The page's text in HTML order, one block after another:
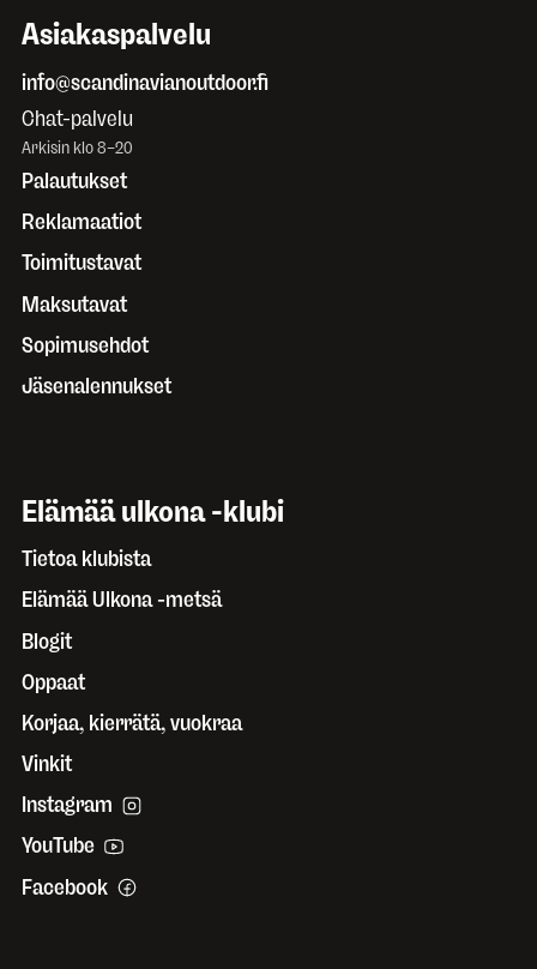
Asiakaspalvelu
info@scandinavianoutdoor.fi
Chat-palvelu
Arkisin klo 8–20
Palautukset
Reklamaatiot
Toimitustavat
Maksutavat
Sopimusehdot
Jäsenalennukset
Elämää ulkona -klubi
Tietoa klubista
Elämää Ulkona -metsä
Blogit
Oppaat
Korjaa, kierrätä, vuokraa
Vinkit
Instagram
YouTube
Facebook